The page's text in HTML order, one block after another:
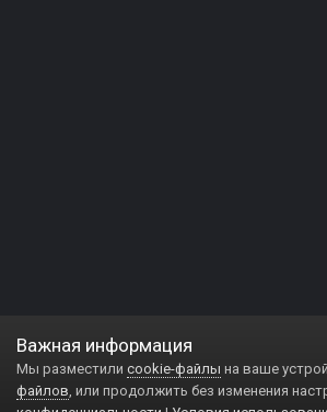
Важная информация
Мы разместили cookie-файлы на ваше
файлов, или продолжить без изменения